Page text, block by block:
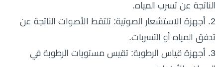
الناتجة عن تسرب المياه.
2. أجهزة الاستشعار الصوتية: تلتقط الأصوات الناتجة عن
تدفق المياه أو التسربات.
3. أجهزة قياس الرطوبة: تقيس مستويات الرطوبة في